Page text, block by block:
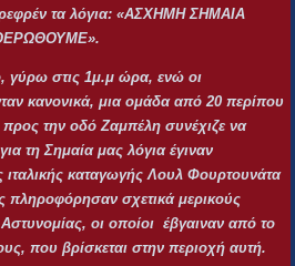
τα λόγια: «ΑΣΧΗΜΗ ΣΗΜΑΙΑ
γύρω στις 1μ.μ ώρα, ενώ οι
κανονικά, μια ομάδα από 20 περίπου
την οδό Ζαμπέλη συνέχιζε να
τη Σημαία μας λόγια έγιναν
ιταλικής καταγωγής Λουλ Φουρτουνάτα
πληροφόρησαν σχετικά μερικούς
οι οποίοι έβγαιναν από το
που βρίσκεται στην περιοχή αυτή.